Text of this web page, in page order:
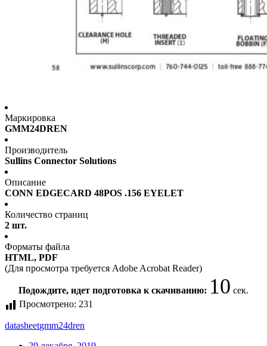
Маркировка
GMM24DREN
Производитель
Sullins Connector Solutions
Описание
CONN EDGECARD 48POS .156 EYELET
Количество страниц
2 шт.
Форматы файла
HTML, PDF
(Для просмотра требуется Adobe Acrobat Reader)
Подождите, идет подготовка к скачиванию: 10 сек.
Просмотрено: 231
datasheetgmm24dren